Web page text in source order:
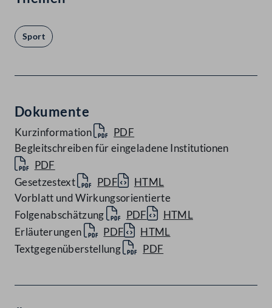
Sport
Dokumente
Kurzinformation
PDF
Begleitschreiben für eingeladene Institutionen
PDF
Gesetzestext
PDF
HTML
Vorblatt und Wirkungsorientierte
Folgenabschätzung
PDF
HTML
Erläuterungen
PDF
HTML
Textgegenüberstellung
PDF